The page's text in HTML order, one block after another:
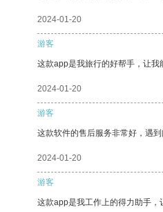
2024-01-20
游客
这款app是我旅行的好帮手，让我
2024-01-20
游客
这款软件的售后服务非常好，遇到
2024-01-20
游客
这款app是我工作上的得力助手，